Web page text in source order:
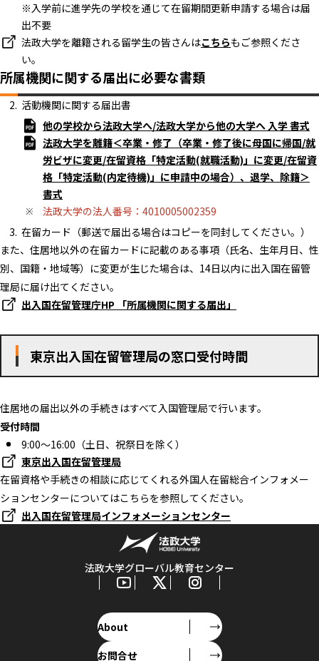
※入学前に進学先の学校を通じて在留期間更新申請する場合は届
出不要
法政大学を離籍される留学生の皆さんはこちらもご参照くださ
い。
所属機関に関する届出に必要な書類
活動機関に関する届出書
他の学校から法政大学へ/法政大学から他の大学へ 入学 書式
法政大学を離籍＜卒業・修了（卒業・修了後に母国に帰国/就
労ビザに変更/在留資格「特定活動(就職活動)」に変更/在留資
格「特定活動(内定待機)」に申請中の場合）、退学、除籍＞
書式
法政大学の法人番号：4010005002359
在留カード（郵送で届出る場合はコピーを同封してください。）
また、住居地以外の在留カードに記載のある事項（氏名、生年月日、性
別、国籍・地域等）に変更が生じた場合は、14日以内に出入国在留管
理局に届け出てください。
出入国在留管理庁HP 「所属機関に関する届出」
東京出入国在留管理局の窓口受付時間
住居地の届出以外の手続きはすべて入国管理局で行います。
受付時間
9:00～16:00（土日、祝祭日を除く）
東京出入国在留管理局
在留資格や手続きの相談に応じてくれる外国人在留総合インフォメー
ションセンターについてはこちらを参照してください。
出入国在留管理局インフォメーションセンター
法政大学グローバル教育センター
About
お問合せ